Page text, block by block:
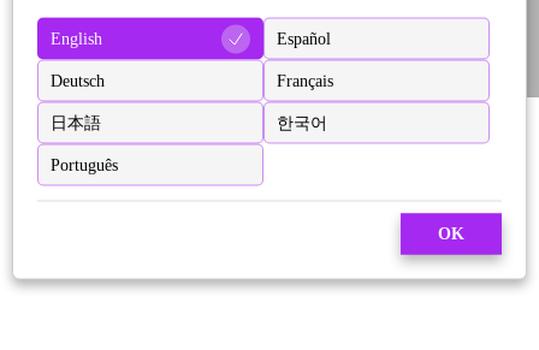
English Español
Deutsch Français
日本語 한국어
Português
OK